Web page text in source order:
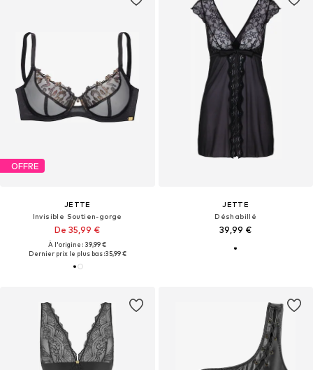
OFFRE
JETTE
Invisible Soutien-gorge
De 35,99 €
À l'origine : 39,99 €
Dernier prix le plus bas :35,99 €
JETTE
Déshabillé
39,99 €